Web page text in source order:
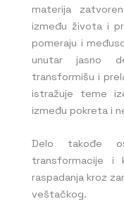
materija
između života i
pomeraju i
unutar jasno
transformišu i
istražuje teme
između pokreta i
Delo takođe
transformacije i
raspadanja kroz
veštačkog.